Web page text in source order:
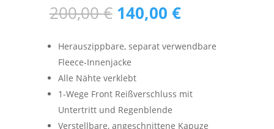
200,00€ Ursprünglicher
Preis
war:
200,00 €
140,00 €Aktueller
Preis
ist:
140,00 €.
Herauszippbare, separat verwendbare
Fleece-Innenjacke
Alle Nähte verklebt
1-Wege Front Reißverschluss mit
Untertritt und Regenblende
Verstellbare, angeschnittene Kapuze